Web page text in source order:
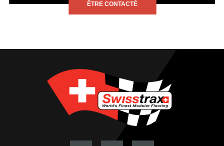
ÊTRE CONTACTÉ